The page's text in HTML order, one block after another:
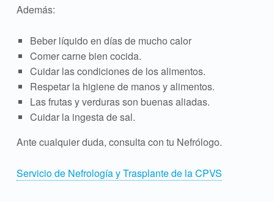
Además:
Beber líquido en días de mucho calor
Comer carne bien cocida.
Cuidar las condiciones de los alimentos.
Respetar la higiene de manos y alimentos.
Las frutas y verduras son buenas aliadas.
Cuidar la ingesta de sal.
Ante cualquier duda, consulta con tu Nefrólogo.
Servicio de Nefrología y Trasplante de la CPVS